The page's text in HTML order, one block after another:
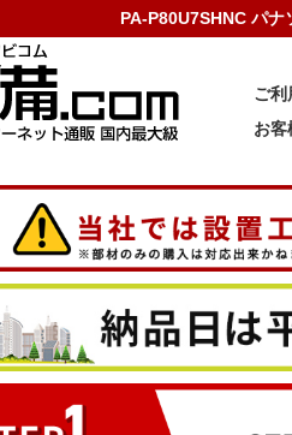
PA-P80U7SHNC パ
ご利
お客